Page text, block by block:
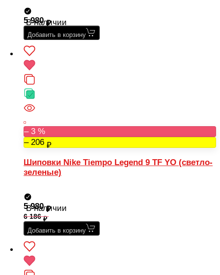
В наличии
5 980
Добавить в корзину
– 3 %
– 206
Шиповки Nike Tiempo Legend 9 TF YO (светло-
зеленые)
В наличии
5 980
6 186
Добавить в корзину